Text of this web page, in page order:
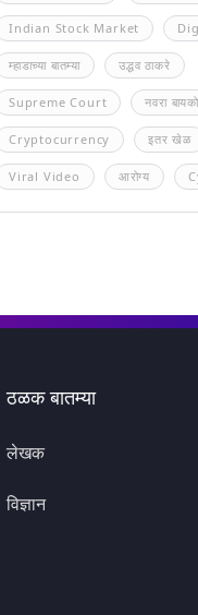
Indian Stock Market
म्हाडाच्या बातम्या उद्धव ठाकरे
Supreme Court नवरा बायको
Cryptocurrency इतर खेळ
Viral Video आरोग्य
ठळक बातम्या
लेखक
विज्ञान